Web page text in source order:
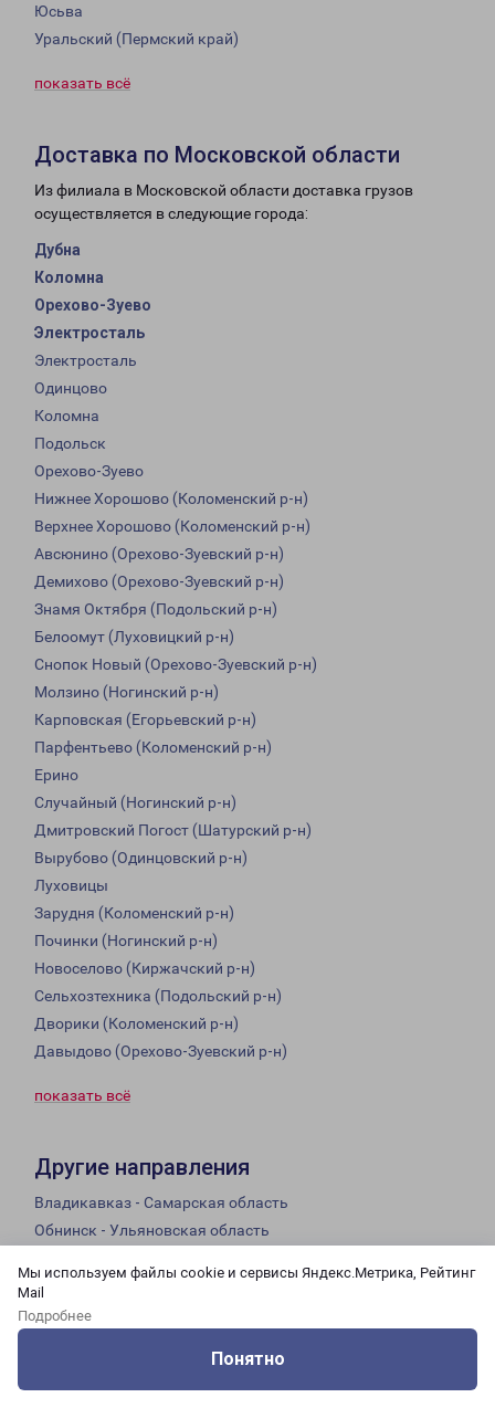
Мы используем файлы cookie и сервисы Яндекс.Метрика, Рейтинг
Mail
Подробнее
Понятно
Юсьва
Уральский (Пермский край)
показать всё
Доставка по Московской области
Из филиала в Московской области доставка грузов
осуществляется в следующие города:
Дубна
Коломна
Орехово-Зуево
Электросталь
Электросталь
Одинцово
Коломна
Подольск
Орехово-Зуево
Нижнее Хорошово (Коломенский р-н)
Верхнее Хорошово (Коломенский р-н)
Авсюнино (Орехово-Зуевский р-н)
Демихово (Орехово-Зуевский р-н)
Знамя Октября (Подольский р-н)
Белоомут (Луховицкий р-н)
Снопок Новый (Орехово-Зуевский р-н)
Молзино (Ногинский р-н)
Карповская (Егорьевский р-н)
Парфентьево (Коломенский р-н)
Ерино
Случайный (Ногинский р-н)
Дмитровский Погост (Шатурский р-н)
Вырубово (Одинцовский р-н)
Луховицы
Зарудня (Коломенский р-н)
Починки (Ногинский р-н)
Новоселово (Киржачский р-н)
Сельхозтехника (Подольский р-н)
Дворики (Коломенский р-н)
Давыдово (Орехово-Зуевский р-н)
показать всё
Другие направления
Владикавказ - Самарская область
Обнинск - Ульяновская область
Комсомольск-на-Амуре - Ширакская область
Первоуральск - Иркутская область
Владивосток - Ленинградская область